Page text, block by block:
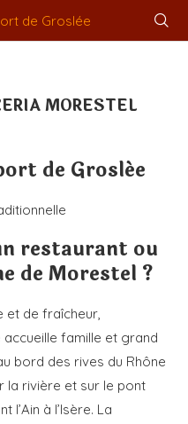
MORESTEL
de Groslée
restaurant ou
de Morestel ?
et de fraîcheur,
famille et grand
bord des rives du Rhône
la rivière et sur le pont
l’Ain à l’Isère. La